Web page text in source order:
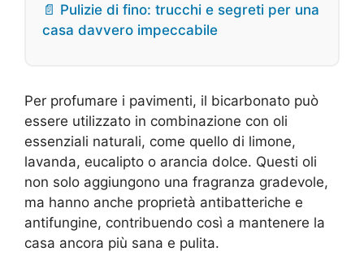
📄 Pulizie di fino: trucchi e segreti per una
casa davvero impeccabile
Per profumare i pavimenti, il bicarbonato può
essere utilizzato in combinazione con oli
essenziali naturali, come quello di limone,
lavanda, eucalipto o arancia dolce. Questi oli
non solo aggiungono una fragranza gradevole,
ma hanno anche proprietà antibatteriche e
antifungine, contribuendo così a mantenere la
casa ancora più sana e pulita.